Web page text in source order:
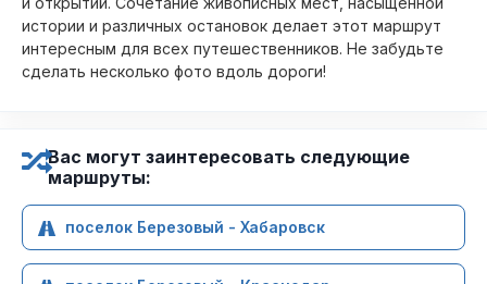
истории и различных остановок делает этот маршрут
интересным для всех путешественников. Не забудьте
сделать несколько фото вдоль дороги!
Вас могут заинтересовать следующие
маршруты:
поселок Березовый - Хабаровск